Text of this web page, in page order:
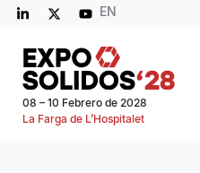
EN
08 – 10 Febrero de 2028
La Farga de L’Hospitalet